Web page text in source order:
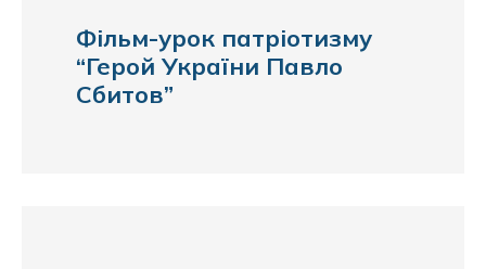
Фільм-урок патріотизму
“Герой України Павло
Сбитов”